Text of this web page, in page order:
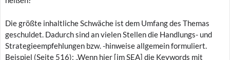
Die größte inhaltliche Schwäche ist dem Umfang des Themas
geschuldet. Dadurch sind an vielen Stellen die Handlungs- und
Strategieempfehlungen bzw. -hinweise allgemein formuliert.
Beispiel (Seite 516): „Wenn hier [im SEA] die Keywords mit